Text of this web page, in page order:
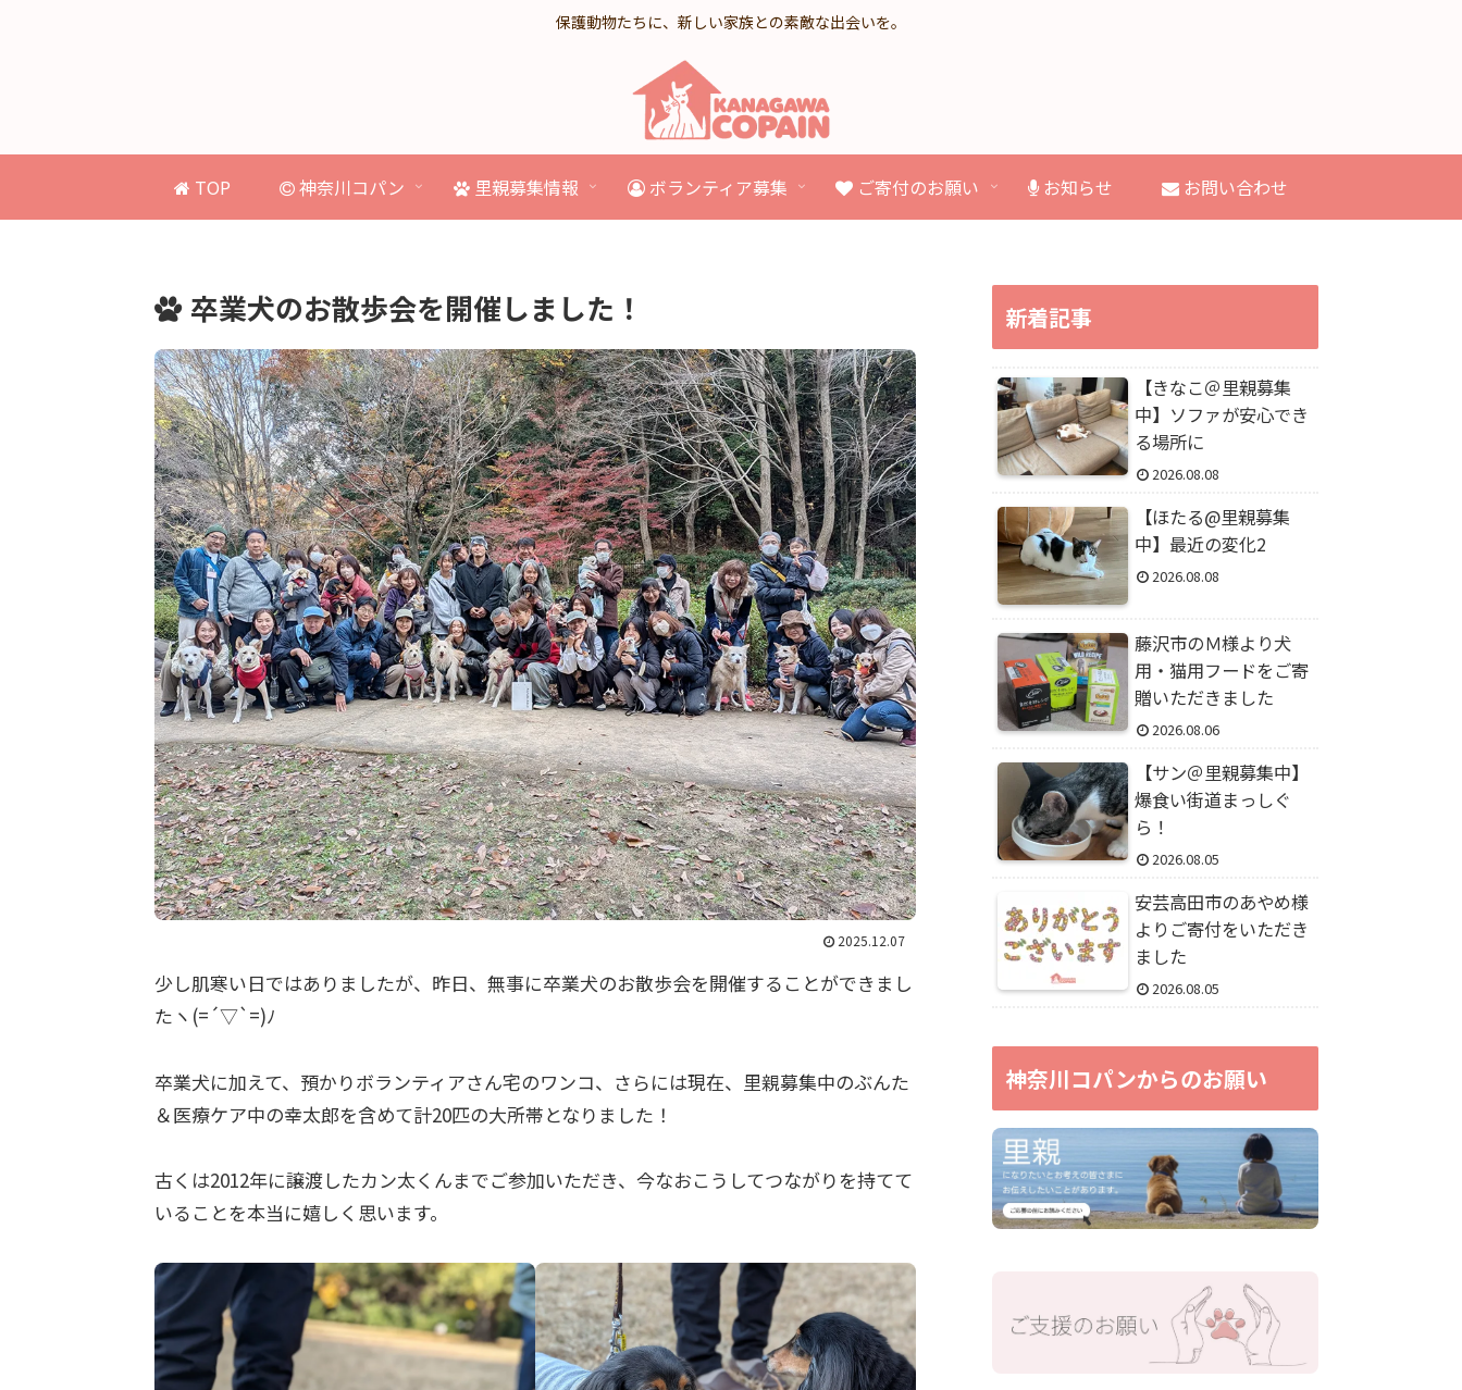
保護動物たちに、新しい家族との素敵な出会いを。
TOP 神奈川コパン 里親募集情報 ボランティア募集 ご寄付のお願い お知らせ お問い合わせ
卒業犬のお散歩会を開催しました！
2025.12.07
少し肌寒い日ではありましたが、昨日、無事に卒業犬のお散歩会を開催することができまし
たヽ(=´▽`=)ﾉ
卒業犬に加えて、預かりボランティアさん宅のワンコ、さらには現在、里親募集中のぶんた
＆医療ケア中の幸太郎を含めて計20匹の大所帯となりました！
古くは2012年に譲渡したカン太くんまでご参加いただき、今なおこうしてつながりを持てて
いることを本当に嬉しく思います。
新着記事
【きなこ＠里親募集
中】ソファが安心でき
る場所に
2026.08.08
【ほたる@里親募集
中】最近の変化2
2026.08.08
藤沢市のＭ様より犬
用・猫用フードをご寄
贈いただきました
2026.08.06
【サン＠里親募集中】
爆食い街道まっしぐ
ら！
2026.08.05
安芸高田市のあやめ様
よりご寄付をいただき
ました
2026.08.05
神奈川コパンからのお願い